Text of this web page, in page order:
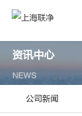
资讯中心
NEWS
公司新闻